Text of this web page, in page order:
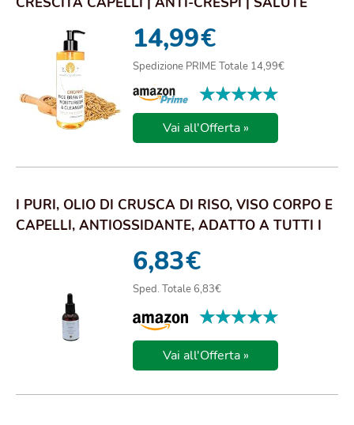
14,99€
Spedizione PRIME Totale 14,99€
★★★★★
★★★★★
Vai all'Offerta »
I PURI, OLIO DI CRUSCA DI RISO, VISO CORPO E
CAPELLI, ANTIOSSIDANTE, ADATTO A TUTTI I
6,83€
Sped. Totale 6,83€
★★★★★
★★★★★
Vai all'Offerta »